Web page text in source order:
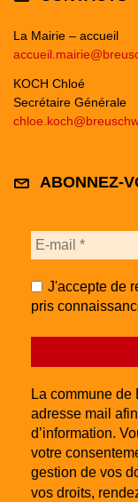
La Mairie – accueil
KOCH Chloé
Secrétaire Générale
ABONNEZ-
J'accepte de
pris
La commune
adresse mail
d’information.
votre
gestion de vos
vos droits,